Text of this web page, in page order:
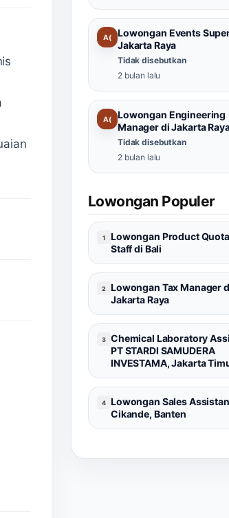
A(
Lowongan Events
Jakarta Raya
Tidak disebutkan
2 bulan lalu
A(
Lowongan Engineering
Manager di Jakarta
Tidak disebutkan
2 bulan lalu
Lowongan Populer
1
Lowongan Product
Staff di Bali
2
Lowongan Tax Manager
Jakarta Raya
3
Chemical Laboratory
PT STARDI SAMUDERA
INVESTAMA, Jakarta
4
Lowongan Sales
Cikande, Banten